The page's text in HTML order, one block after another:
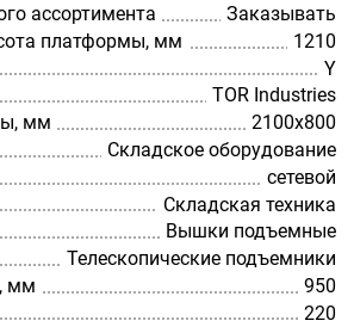
ассортимента
Заказывать
платформы, мм
1210
Y
TOR Industries
мм
2100х800
Складское оборудование
сетевой
Складская техника
Вышки подъемные
Телескопические подъемники
мм
950
220